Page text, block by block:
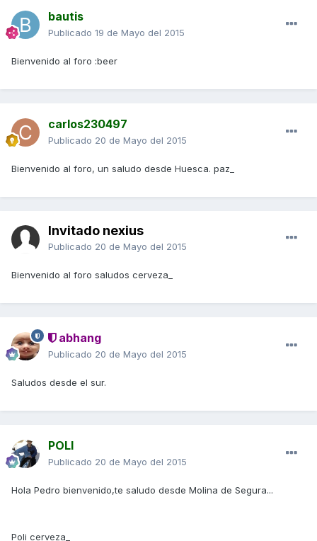
bautis
Publicado 19 de Mayo del 2015
Bienvenido al foro :beer
carlos230497
Publicado 20 de Mayo del 2015
Bienvenido al foro, un saludo desde Huesca. paz_
Invitado nexius
Publicado 20 de Mayo del 2015
Bienvenido al foro saludos cerveza_
abhang
Publicado 20 de Mayo del 2015
Saludos desde el sur.
POLI
Publicado 20 de Mayo del 2015
Hola Pedro bienvenido,te saludo desde Molina de Segura...
Poli cerveza_